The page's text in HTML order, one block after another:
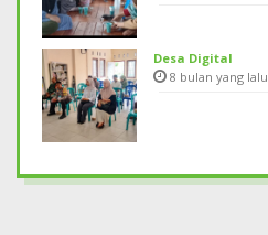
Desa Digital
8 bulan yang lalu